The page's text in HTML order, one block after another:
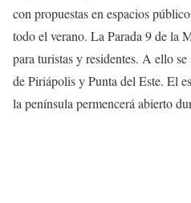
con propuestas en espacios
todo el verano. La Parada 9 de la
para turistas y residentes. A ello
de Piriápolis y Punta del Este. El
la península permencerá abierto